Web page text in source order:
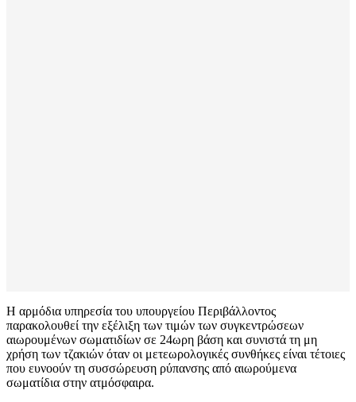
Η αρμόδια υπηρεσία του υπουργείου Περιβάλλοντος
παρακολουθεί την εξέλιξη των τιμών των συγκεντρώσεων
αιωρουμένων σωματιδίων σε 24ωρη βάση και συνιστά τη μη
χρήση των τζακιών όταν οι μετεωρολογικές συνθήκες είναι τέτοιες
που ευνοούν τη συσσώρευση ρύπανσης από αιωρούμενα
σωματίδια στην ατμόσφαιρα.